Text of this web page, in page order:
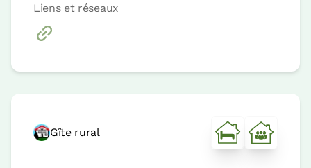
Liens et réseaux
Gîte rural